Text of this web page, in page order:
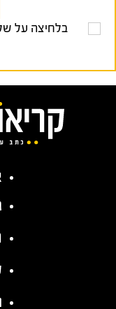
בלחיצה על